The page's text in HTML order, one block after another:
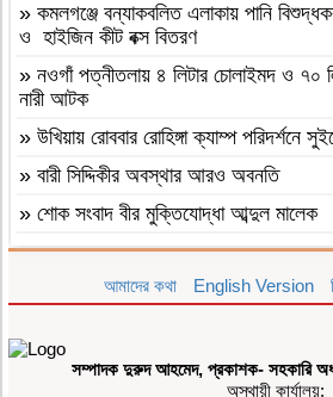
মৃত্যু
»
দৈনিক ৫০০ টাকা মজুরিসহ চা শ্রমিক
কমলগঞ্জে চা-শ্রমিকদের মানববন্ধন
»এআই দিয়ে এমপি নাসের রহমানের অশ্লীল
সাভার থেকে আসামি গ্রেপ্তার
» বগুড়া আদমদীঘি ১শ পিস ট্যাপেন্টাডলসহ
» বগুড়া আদমদীঘি’র ছাতিয়ানগ্রামে সাংসদ
কমলগঞ্জে এমপি হাজী মুজিবকে নাগরিক
»আন্তর্জাতিক আদিবাসী দিবস ২০২৬:
পথচলা
বগুড়া আদমদীঘিতে মাদকবিরোধী অভিযানে
» কমলগঞ্জে বন্যাকবলিত এলাকায় পানি
ও হাইজিন কীট বক্স বিতরণ
» নওগাঁ পত্নীতলায় ৪ লিটার চোলাইমদ ও ৭০
নারী আটক
» উখিয়ায় রোববার রোহিঙ্গা ক্যাম্প পরিদর্শনে
» বারী সিদ্দিকীর অবস্থার আরও অবনতি
» শোক সংবাদ বীর মুক্তিযোদ্ধা আব্দুল মালেক
»মৃত্যুবাষির্কী মোহাম্মদ ইলিয়াছ
কমলগঞ্জে পতনঊষারে দাদন ব্যবসায়ীদের
আত্মহত্যা
»মৌলভীবাজার ভোক্তা অধিকার আইনে ৩
আমাদের কথা English Version
সম্পাদক দুরুদ আহমেদ, প্রকাশক- সহকারি
অস্থায়ী কার্যালয়: